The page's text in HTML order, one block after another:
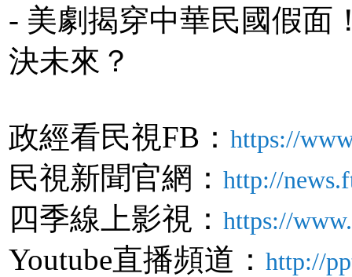
- 美劇揭穿中華民國假面
決未來？
政經看民視FB： https://
民視新聞官網： http://
四季線上影視： https://
Youtube直播頻道： http://